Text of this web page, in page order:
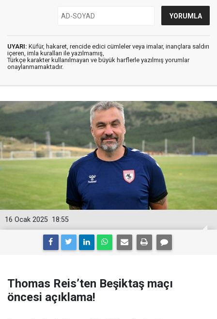
UYARI: Küfür, hakaret, rencide edici cümleler veya imalar, inançlara saldırı
içeren, imla kuralları ile yazılmamış,
Türkçe karakter kullanılmayan ve büyük harflerle yazılmış yorumlar
onaylanmamaktadır.
18:55
16 Ocak 2025
Thomas Reis’ten Beşiktaş maçı
öncesi açıklama!